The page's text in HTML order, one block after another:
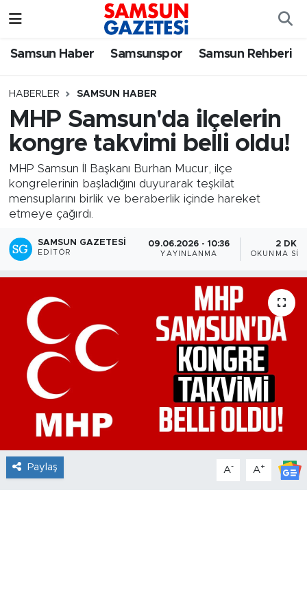
Samsun Haber Samsunspor Samsun Rehberi
HABERLER SAMSUN HABER
MHP Samsun'da ilçelerin
kongre takvimi belli oldu!
MHP Samsun İl Başkanı Burhan Mucur, ilçe
kongrelerinin başladığını duyurarak teşkilat
mensuplarını birlik ve beraberlik içinde hareket
etmeye çağırdı.
SAMSUN GAZETESI
EDITÖR
09.06.2026 - 10:36
YAYINLANMA
2 DK
OKUNMA
Paylaş A- A+
Samsun Haber
Samsun Rehberi
Resmi İlanlar
Samsun Nöbetçi Eczaneler
SAMSUN Namaz Vakitleri
Samsun Trafik Yoğunluk Haritası
Süper Lig Puan Durumu ve Fikstür
Haber Arşivi